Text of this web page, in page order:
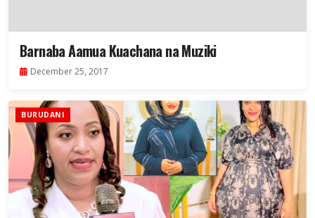
Barnaba Aamua Kuachana na Muziki
December 25, 2017
BURUDANI